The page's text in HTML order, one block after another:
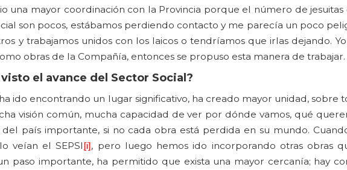
una mayor coordinación con la Provincia porque el número de jesuitas
son pocos, estábamos perdiendo contacto y me parecía un poco
y trabajamos unidos con los laicos o tendríamos que irlas dejando.
obras de la Compañía, entonces se propuso esta manera de trabajar.
el avance del Sector Social?
ido encontrando un lugar significativo, ha creado mayor unidad, sobre
visión común, mucha capacidad de ver por dónde vamos, qué
país importante, si no cada obra está perdida en su mundo.
veían el SEPSI[i], pero luego hemos ido incorporando otras obras
paso importante, ha permitido que exista una mayor cercanía; hay